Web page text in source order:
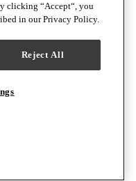
clicking “Accept“, you
in our Privacy Policy.
Reject All